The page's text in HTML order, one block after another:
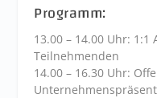
Programm:
13.00 – 14.00 Uhr: 1:1
Teilnehmenden
14.00 – 16.30 Uhr: